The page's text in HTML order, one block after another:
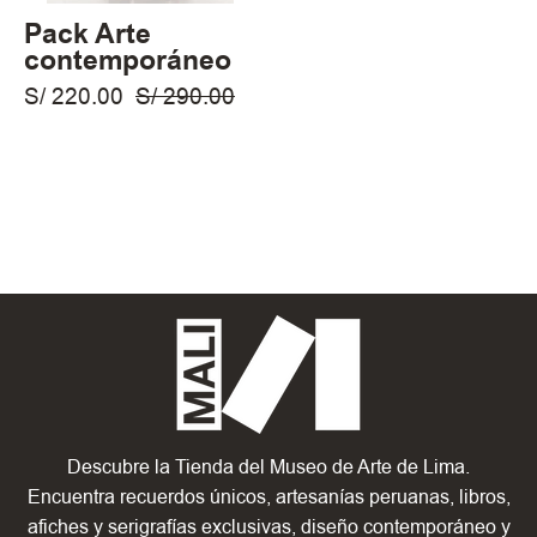
Pack Arte
contemporáneo
S/ 220.00 S/ 290.00
Descubre la Tienda del Museo de Arte de Lima.
Encuentra recuerdos únicos, artesanías peruanas, libros,
afiches y serigrafías exclusivas, diseño contemporáneo y